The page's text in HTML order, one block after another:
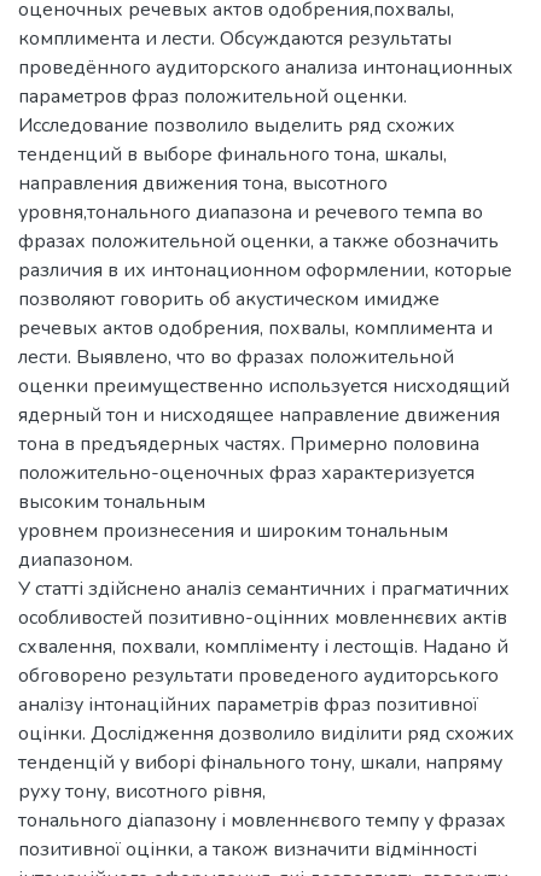
оценочных речевых актов одобрения,похвалы,
комплимента и лести. Обсуждаются результаты
проведённого аудиторского анализа интонационных
параметров фраз положительной оценки.
Исследование позволило выделить ряд схожих
тенденций в выборе финального тона, шкалы,
направления движения тона, высотного
уровня,тонального диапазона и речевого темпа во
фразах положительной оценки, а также обозначить
различия в их интонационном оформлении, которые
позволяют говорить об акустическом имидже
речевых актов одобрения, похвалы, комплимента и
лести. Выявлено, что во фразах положительной
оценки преимущественно используется нисходящий
ядерный тон и нисходящее направление движения
тона в предъядерных частях. Примерно половина
положительно-оценочных фраз характеризуется
высоким тональным
уровнем произнесения и широким тональным
диапазоном.
У статті здійснено аналіз семантичних і прагматичних
особливостей позитивно-оцінних мовленнєвих актів
схвалення, похвали, компліменту і лестощів. Надано й
обговорено результати проведеного аудиторського
аналізу інтонаційних параметрів фраз позитивної
оцінки. Дослідження дозволило виділити ряд схожих
тенденцій у виборі фінального тону, шкали, напряму
руху тону, висотного рівня,
тонального діапазону і мовленнєвого темпу у фразах
позитивної оцінки, а також визначити відмінності